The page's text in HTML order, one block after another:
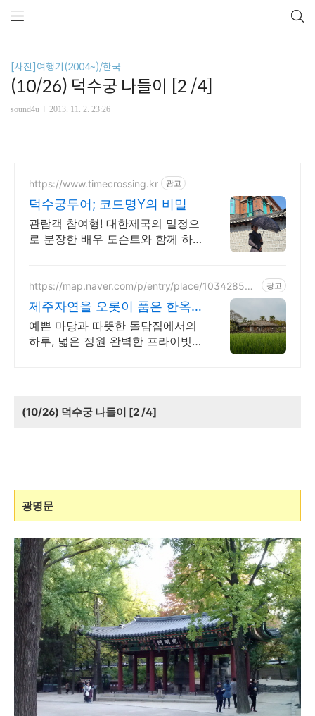
[사진]여행기(2004~)/한국
(10/26) 덕수궁 나들이 [2 /4]
sound4u 2013. 11. 2. 23:26
https://www.timecrossing.kr 광고
덕수궁투어; 코드명Y의 비밀
관람객 참여형! 대한제국의 밀정으
로 분장한 배우 도슨트와 함께 하
https://map.naver.com/p/entry/place/103428553
광고
제주자연을 오롯이 품은 한옥
대가족형 감성돌집 8인까지
예쁜 마당과 따뜻한 돌담집에서의
하루, 넓은 정원 완벽한 프라이빗,
(10/26) 덕수궁 나들이 [2 /4]
광명문